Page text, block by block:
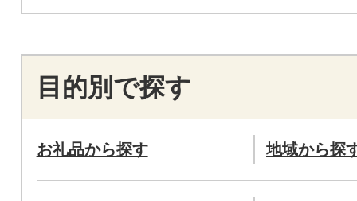
目的別で探す
お礼品から探す 地域から探